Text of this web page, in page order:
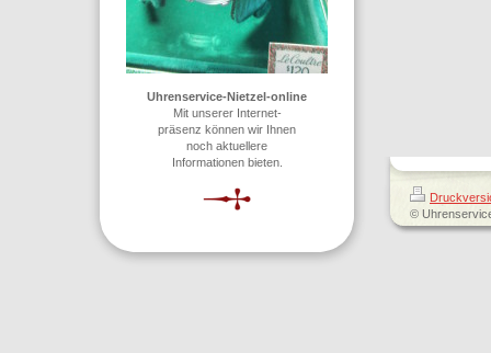
Uhrenservice-Nietzel-online
Mit unserer Internet-
präsenz können wir Ihnen
noch aktuellere
Informationen bieten.
©